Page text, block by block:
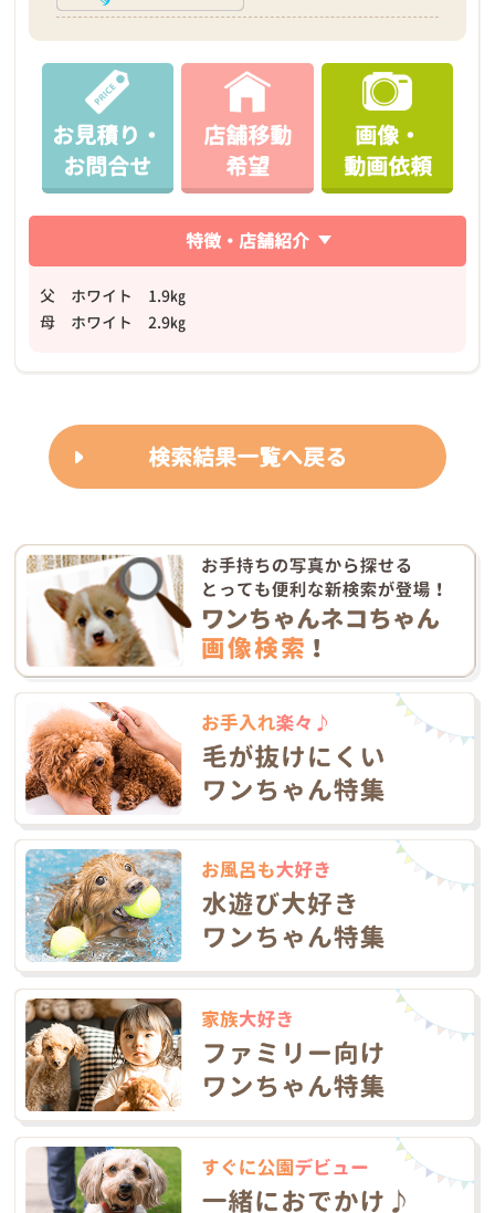
お見積り・
お問合せ
店舗移動
希望
画像・
動画依頼
特徴・店舗紹介
父 ホワイト 1.9㎏
母 ホワイト 2.9㎏
検索結果一覧へ戻る